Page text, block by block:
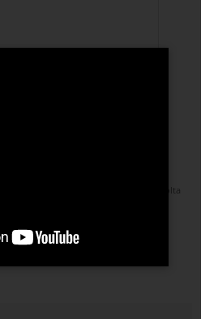
in questo browser per la prossima volta